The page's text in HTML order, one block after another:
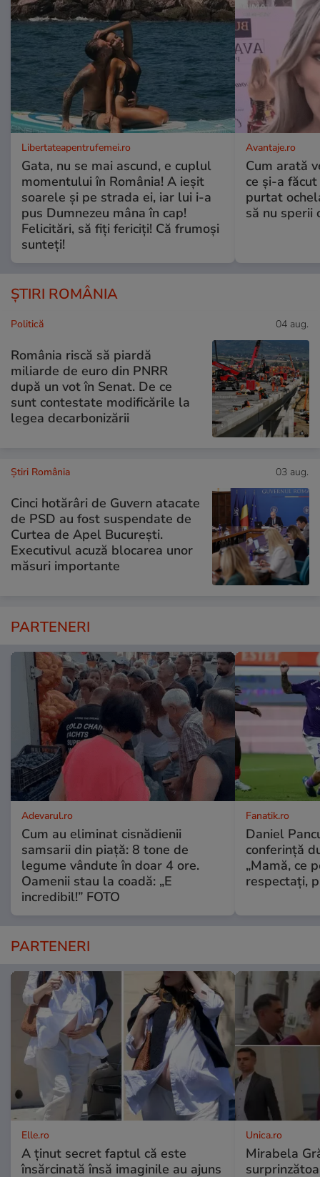
Libertateapentrufemei.ro
Gata, nu se mai ascund, e cuplul
momentului în România! A ieșit
soarele și pe strada ei, iar lui i-a
pus Dumnezeu mâna în cap!
Felicitări, să fiți fericiți! Că frumoși
sunteți!
Avantaje.ro
Cum arată
ce și-a
purtat
să nu sperii
ȘTIRI ROMÂNIA
Politică 04 aug.
România riscă să piardă
miliarde de euro din PNRR
după un vot în Senat. De ce
sunt contestate modificările la
legea decarbonizării
Știri România 03 aug.
Cinci hotărâri de Guvern atacate
de PSD au fost suspendate de
Curtea de Apel București.
Executivul acuză blocarea unor
măsuri importante
PARTENERI
Adevarul.ro
Cum au eliminat cisnădienii
samsarii din piață: 8 tone de
legume vândute în doar 4 ore.
Oamenii stau la coadă: „E
incredibil!” FOTO
Fanatik.ro
Daniel
conferință
„Mamă, ce
respectați,
PARTENERI
Elle.ro
A ținut secret faptul că este
însărcinată însă imaginile au ajuns
Unica.ro
Mirabela